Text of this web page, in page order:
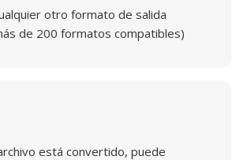
otro formato de salida
de 200 formatos compatibles)
está convertido, puede